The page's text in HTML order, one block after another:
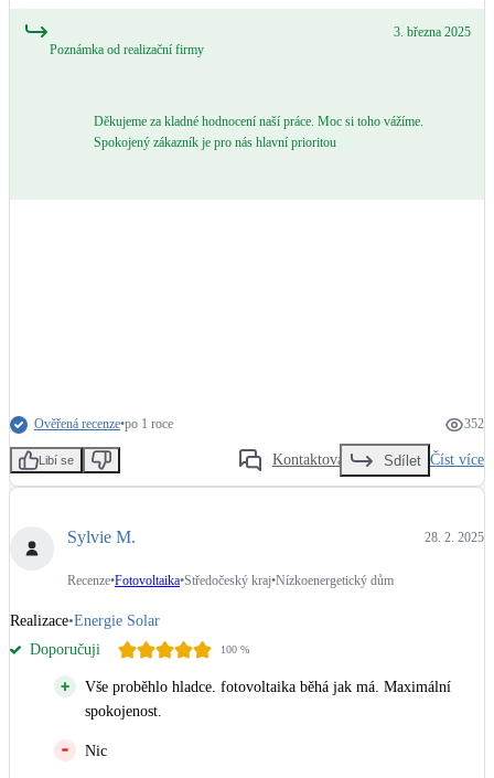
Poznámka od realizační firmy
3. března 2025
Děkujeme za kladné hodnocení naší práce. Moc si toho vážíme.
Spokojený zákazník je pro nás hlavní prioritou
Ověřená recenze•po 1 roce 352
Libí se Kontaktovat Sdílet Číst více
Sylvie M. 28. 2. 2025
Recenze•Fotovoltaika•Středočeský kraj•Nízkoenergetický dům
Realizace•Energie Solar
Doporučuji
100 %
Vše proběhlo hladce. fotovoltaika běhá jak má. Maximální
spokojenost.
Nic